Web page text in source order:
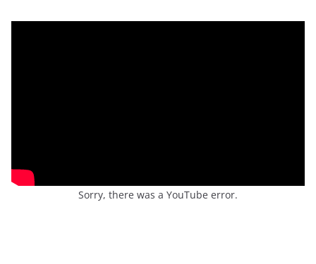
Sorry, there was a YouTube error.